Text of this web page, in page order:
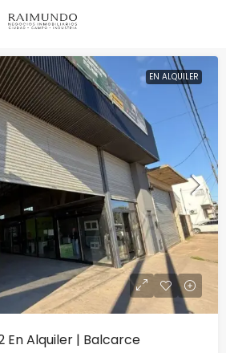
EN ALQUILER
En Alquiler | Balcarce